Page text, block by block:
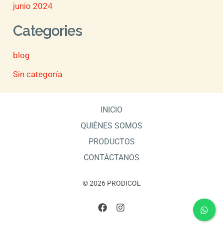
junio 2024
Categories
blog
Sin categoría
INICIO
QUIÉNES SOMOS
PRODUCTOS
CONTÁCTANOS
© 2026 PRODICOL